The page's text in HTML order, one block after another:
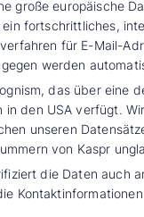
große europäische
fortschrittliches,
für E-Mail-
werden
das über eine
in den USA verfügt.
unseren
von Kaspr
die Daten auch